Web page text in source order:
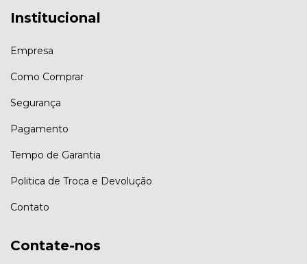
Institucional
Empresa
Como Comprar
Segurança
Pagamento
Tempo de Garantia
Politica de Troca e Devolução
Contato
Contate-nos